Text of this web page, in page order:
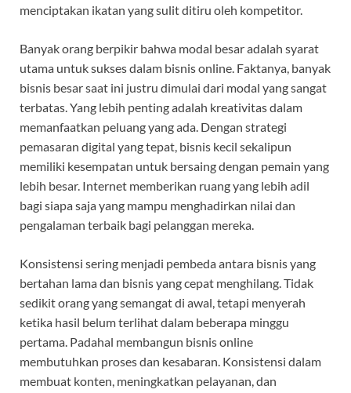
menciptakan ikatan yang sulit ditiru oleh kompetitor.
Banyak orang berpikir bahwa modal besar adalah syarat
utama untuk sukses dalam bisnis online. Faktanya, banyak
bisnis besar saat ini justru dimulai dari modal yang sangat
terbatas. Yang lebih penting adalah kreativitas dalam
memanfaatkan peluang yang ada. Dengan strategi
pemasaran digital yang tepat, bisnis kecil sekalipun
memiliki kesempatan untuk bersaing dengan pemain yang
lebih besar. Internet memberikan ruang yang lebih adil
bagi siapa saja yang mampu menghadirkan nilai dan
pengalaman terbaik bagi pelanggan mereka.
Konsistensi sering menjadi pembeda antara bisnis yang
bertahan lama dan bisnis yang cepat menghilang. Tidak
sedikit orang yang semangat di awal, tetapi menyerah
ketika hasil belum terlihat dalam beberapa minggu
pertama. Padahal membangun bisnis online
membutuhkan proses dan kesabaran. Konsistensi dalam
membuat konten, meningkatkan pelayanan, dan